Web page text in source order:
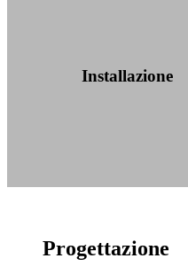
Installazione
Progettazione